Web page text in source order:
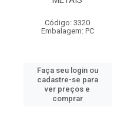
Código: 3320
Embalagem: PC
Faça seu login ou
cadastre-se para
ver preços e
comprar